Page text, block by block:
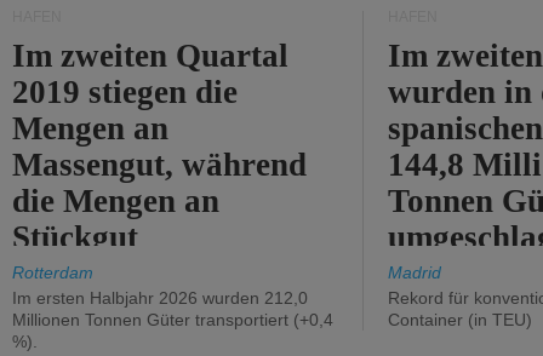
Im zweiten Quartal
2019 stiegen die
Mengen an
Massengut, während
die Mengen an
Stückgut
zurückgingen.
Rotterdam
Im ersten Halbjahr 2026 wurden 212,0
Millionen Tonnen Güter transportiert (+0,4
%).
Im
wurden in
144,8
Tonnen
%).
Madrid
Rekord für
Container (in TEU)